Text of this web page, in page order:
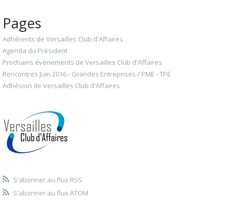
Pages
Adhérents de Versailles Club d'Affaires
Agenda du Président
Prochains événements de Versailles Club d'Affaires
Rencontres Juin 2016 - Grandes Entreprises / PME - TPE
Adhésion de Versailles Club d'Affaires
S'abonner au flux RSS
S'abonner au flux ATOM